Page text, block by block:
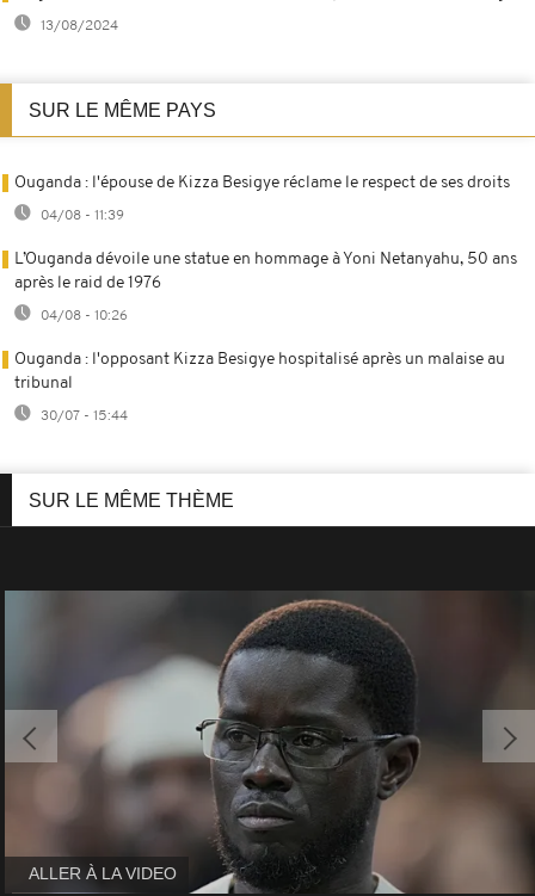
13/08/2024
SUR LE MÊME PAYS
Ouganda : l'épouse de Kizza Besigye réclame le respect de ses droits
04/08 - 11:39
L’Ouganda dévoile une statue en hommage à Yoni Netanyahu, 50 ans
après le raid de 1976
04/08 - 10:26
Ouganda : l'opposant Kizza Besigye hospitalisé après un malaise au
tribunal
30/07 - 15:44
SUR LE MÊME THÈME
ALLER À LA VIDEO